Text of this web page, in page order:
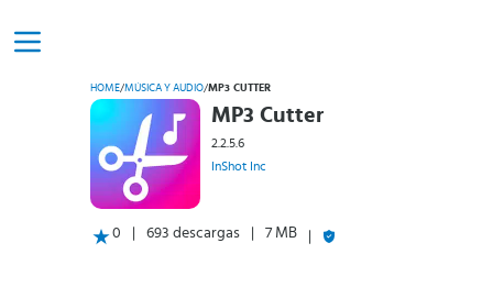
HOME/MÚSICA Y AUDIO/MP3 CUTTER
MP3 Cutter
2.2.5.6
InShot Inc
0 693 descargas 7 MB